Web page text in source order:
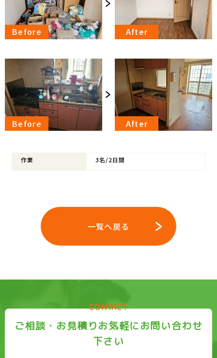
作業 3名/2日間
一覧へ戻る
CONTACT
ご相談・お見積りお気軽にお問い合わせ
下さい